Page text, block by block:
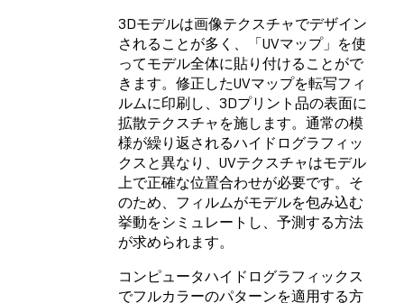
3Dモデルは画像テクスチャでデザイン
されることが多く、「UVマップ」を使
ってモデル全体に貼り付けることがで
きます。修正したUVマップを転写フィ
ルムに印刷し、3Dプリント品の表面に
拡散テクスチャを施します。通常の模
様が繰り返されるハイドログラフィッ
クスと異なり、UVテクスチャはモデル
上で正確な位置合わせが必要です。そ
のため、フィルムがモデルを包み込む
挙動をシミュレートし、予測する方法
が求められます。
コンピュータハイドログラフィックス
でフルカラーのパターンを適用する方